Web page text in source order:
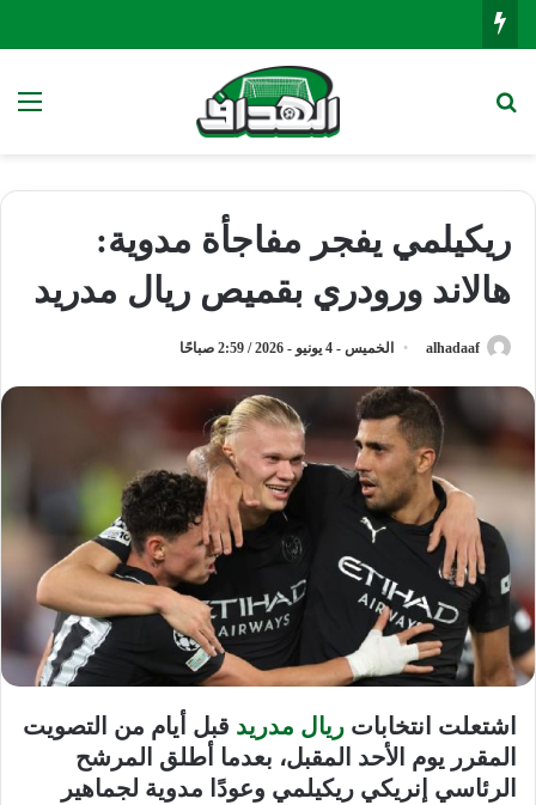
ريكيلمي يفجر مفاجأة مدوية:
هالاند ورودري بقميص ريال مدريد
alhadaaf الخميس - 4 يونيو - 2026 / 2:59 صباحًا
اشتعلت انتخابات ريال مدريد قبل أيام من التصويت
المقرر يوم الأحد المقبل، بعدما أطلق المرشح
الرئاسي إنريكي ريكيلمي وعودًا مدوية لجماهير